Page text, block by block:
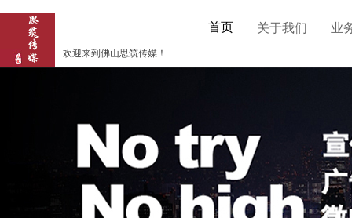
首页 关于我们 业
欢迎来到佛山思筑传媒！